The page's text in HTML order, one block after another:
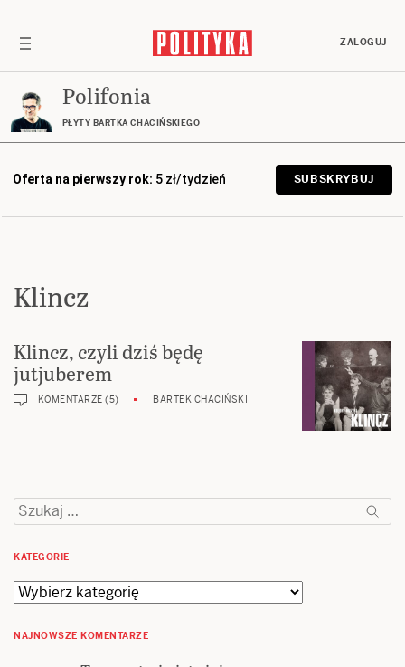
ZALOGUJ
Polifonia
PŁYTY BARTKA CHACIŃSKIEGO
Oferta na pierwszy rok: 5 zł/tydzień SUBSKRYBUJ
Klincz
Klincz, czyli dziś będę
jutjuberem
KOMENTARZE (5) BARTEK CHACIŃSKI
Szukaj:
KATEGORIE
Kategorie
NAJNOWSZE KOMENTARZE